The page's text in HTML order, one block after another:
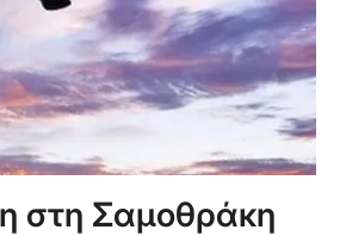
στη Σαμοθράκη